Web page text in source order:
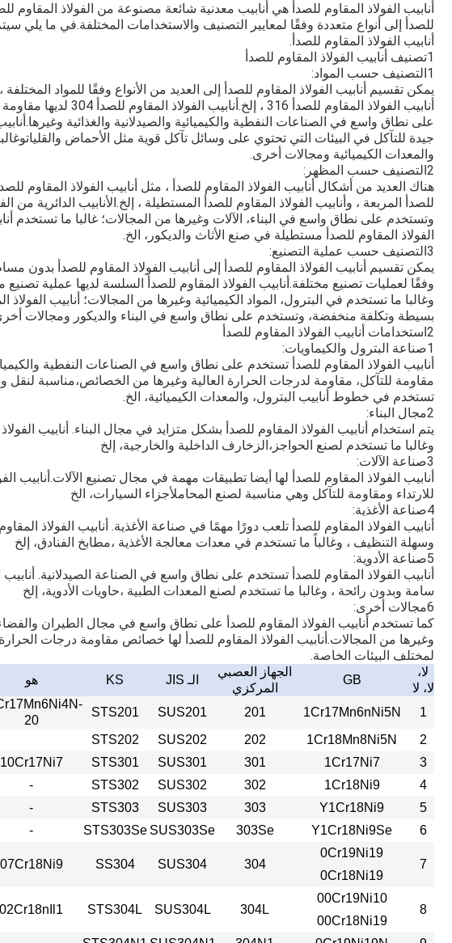
أنابيب الفولاذ المقاوم للصدأ هي أنابيب معدنية شائعة مصنوعة من الفولاذ المقاوم
للصدأ إلى أنواع متعددة وفقًا لمعايير التصنيف والاستخدامات المختلفة.في ما يلي
أنابيب الفولاذ المقاوم للصدأ.
1تصنيف أنابيب الفولاذ المقاوم للصدأ
1التصنيف حسب المواد:
أنابيب الفولاذ المقاوم للصدأ
جيدة للتآكل في البيئات التي تحتوي على وسائل تآكل قوية مثل الأحماض
والمعدات الكيميائية ومجالات أخرى.
2التصنيف حسب المظهر:
هناك العديد من أشكال أنابيب الفولاذ المقاوم للصدأ ، مثل أنابيب الفولاذ المقاوم
للصدأ المربعة ، وأنابيب الفولاذ المقاوم للصدأ المستطيلة ، إلخ.الأنابيب الدائرية من
وتستخدم على نطاق واسع في البناء، الآلات وغيرها من المجالات؛ غالبا ما تستخدم
الفولاذ المقاوم للصدأ مستطيلة في صنع الأثاث والديكور، الخ.
3التصنيف حسب عملية التصنيع:
يمكن تقسيم أنابيب الفولاذ المقاوم للصدأ إلى أنابيب الفولاذ المقاوم للصدأ بدون
وفقًا لعمليات تصنيع مختلفة.أنابيب الفولاذ المقاوم للصدأ السلسة لديها عملية
وغالبا ما تستخدم في البترول، المواد الكيميائية وغيرها من المجالات؛ أنابيب الفولاذ
بسيطة وتكلفة منخفضة، وتستخدم على نطاق واسع في البناء والديكور ومجالات
2استخدامات أنابيب الفولاذ المقاوم للصدأ
1صناعة البترول والكيماويات:
أنابيب الفولاذ المقاوم للصدأ تستخدم على نطاق واسع في الصناعات النفطية
مقاومة للتآكل، مقاومة لدرجات الحرارة العالية وغيرها من الخصائص،مناسبة لنقل
تستخدم في خطوط أنابيب البترول، والمعدات الكيميائية، الخ.
2مجال البناء:
يتم استخدام أنابيب الفولاذ المقاوم للصدأ بشكل متزايد في مجال البناء. أنابيب
وغالبا ما تستخدم لصنع الحواجز،الزخارف الداخلية والخارجية، إلخ
3صناعة الآلات:
أنابيب الفولاذ المقاوم للصدأ لها أيضا تطبيقات مهمة في مجال تصنيع الآلات.أنابيب
للارتداء ومقاومة للتآكل وهي مناسبة لصنع المحاملأجزاء السيارات، الخ
4صناعة الأغذية:
أنابيب الفولاذ المقاوم للصدأ تلعب دورًا مهمًا في صناعة الأغذية. أنابيب الفولاذ
وسهلة التنظيف ، وغالباً ما تستخدم في معدات معالجة الأغذية ،مطابخ الفنادق، إلخ
5صناعة الأدوية:
أنابيب الفولاذ المقاوم للصدأ تستخدم على نطاق واسع في الصناعة الصيدلانية. أنابيب
سامة وبدون رائحة ، وغالبا ما تستخدم لصنع المعدات الطبية ،حاويات الأدوية، إلخ
6مجالات أخرى:
كما تستخدم أنابيب الفولاذ المقاوم للصدأ على نطاق واسع في مجال الطيران
وغيرها من المجالات.أنابيب الفولاذ المقاوم للصدأ لها خصائص مقاومة درجات
لمختلف البيئات الخاصة.
لا،
لا، لا
GB
الجهاز العصبي
المركزي
الـ JIS KS هو
1
1Cr17Mn6nNi5N
201
SUS201
STS201
20
2
1Cr18Mn8Ni5N
202
SUS202
STS202
3
1Cr17Ni7
301
SUS301
STS301
10Cr17Ni7
4
1Cr18Ni9
302
SUS302
STS302
-
5
Y1Cr18Ni9
303
SUS303
STS303
-
6
Y1Cr18Ni9Se
303Se
SUS303Se
STS303Se
-
7
0Cr19Ni19
304
SUS304
SS304
07Cr18Ni9
0Cr18Ni19
8
00Cr19Ni10
304L
SUS304L
STS304L
02Cr18nIl1
00Cr18Ni19